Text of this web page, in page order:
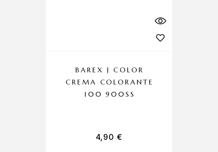
BAREX J COLOR
CREMA COLORANTE
100 900SS
4,90 €